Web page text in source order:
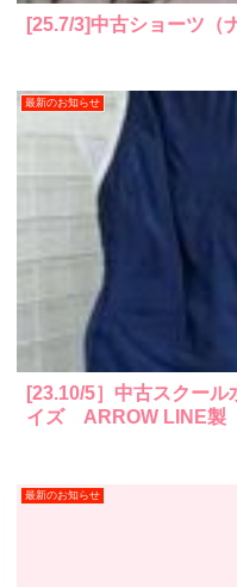
[25.7/3]中古ショーツ（
最新のお知らせ
[23.10/5］中古スクー
イズ ARROW LINE製
最新のお知らせ